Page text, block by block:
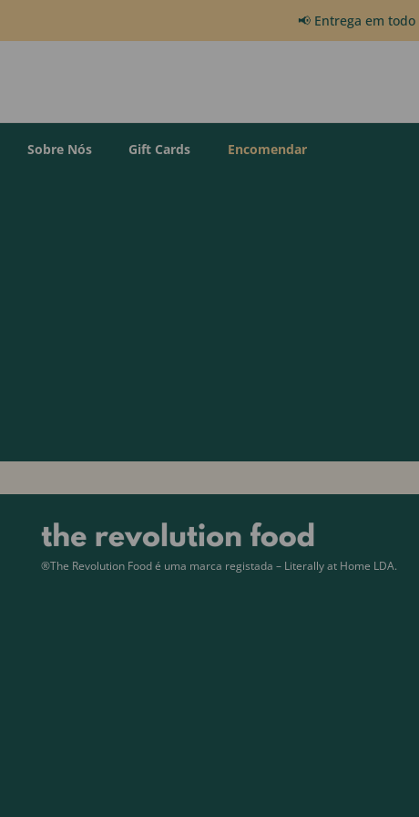
📢 Entrega em todo
Sobre Nós Gift Cards Encomendar
®The Revolution Food é uma marca registada – Literally at Home LDA.